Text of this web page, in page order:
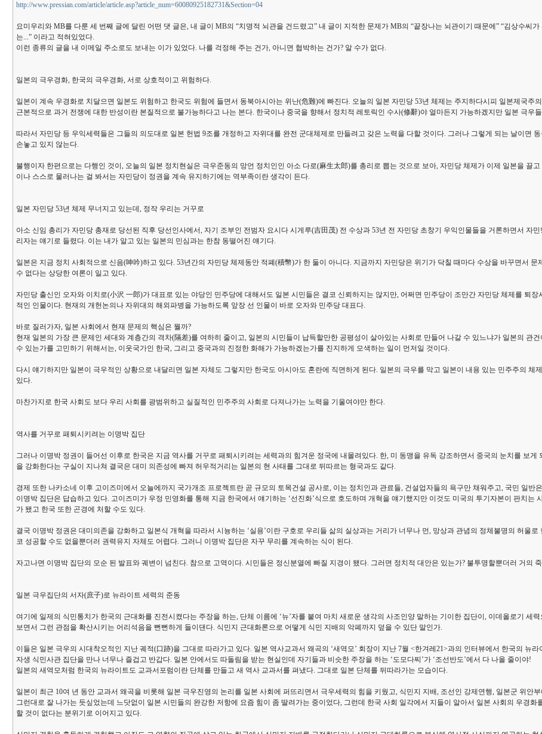
http://www.pressian.com/article/article.asp?article_num=60080925182731&Section=04
요미우리와 MB를 다룬 세 번째 글에 달린 어떤 댓 글은, 내 글이 MB의 “치명적 뇌관을 건드렸고” 내 글이 지적한 문제가 MB의 “끝장나는 뇌관이기 때문에” “김상수씨
는...” 이라고 적혀있었다.
이런 종류의 글을 내 이메일 주소로도 보내는 이가 있었다. 나를 걱정해 주는 건가, 아니면 협박하는 건가? 알 수가 없다.
일본의 극우경화, 한국의 극우경화, 서로 상호적이고 위험하다.
일본이 계속 우경화로 치달으면 일본도 위험하고 한국도 위험에 들면서 동북아시아는 위난(危難)에 빠진다. 오늘의 일본 자민당 53년 체제는 주지하다시피 일본제국
근본적으로 과거 전쟁에 대한 반성이란 본질적으로 불가능하다고 나는 본다. 한국이나 중국을 향해서 정치적 레토릭인 수사(修辭)야 얼마든지 가능하겠지만 일본 극우
따라서 자민당 등 우익세력들은 그들의 의도대로 일본 헌법 9조를 개정하고 자위대를 완전 군대체제로 만들려고 갖은 노력을 다할 것이다. 그러나 그렇게 되는 날이면
손놓고 있지 않는다.
불행이자 한편으로는 다행인 것이, 오늘의 일본 정치현실은 극우준동의 망언 정치인인 아소 다로(麻生太郎)를 총리로 뽑는 것으로 보아, 자민당 체제가 이제 일본을 끌
이나 스스로 물러나는 걸 봐서는 자민당이 정권을 계속 유지하기에는 역부족이란 생각이 든다.
일본 자민당 53년 체제 무너지고 있는데, 정작 우리는 거꾸로
아소 신임 총리가 자민당 총재로 당선된 직후 당선인사에서, 자기 조부인 전범자 요시다 시게루(吉田茂) 전 수상과 53년 전 자민당 초창기 우익인물들을 거론하면서 자
리자는 얘기로 들렸다. 이는 내가 알고 있는 일본의 민심과는 한참 동떨어진 얘기다.
일본은 지금 정치 사회적으로 신음(呻吟)하고 있다. 53년간의 자민당 체제동안 적폐(積幣)가 한 둘이 아니다. 지금까지 자민당은 위기가 닥칠 때마다 수상을 바꾸면서
수 없다는 상당한 여론이 일고 있다.
자민당 출신인 오자와 이치로(小沢 一郎)가 대표로 있는 야당인 민주당에 대해서도 일본 시민들은 결코 신뢰하지는 않지만, 어쩌면 민주당이 조만간 자민당 체제를 퇴
적인 인물이다. 현재의 개헌논의나 자위대의 해외파병을 가능하도록 앞장 선 인물이 바로 오자와 민주당 대표다.
바로 질러가자, 일본 사회에서 현재 문제의 핵심은 뭘까?
현재 일본의 가장 큰 문제인 세대와 계층간의 격차(隔差)를 여하히 줄이고, 일본의 시민들이 납득할만한 공평성이 살아있는 사회로 만들어 나갈 수 있느냐가 일본의 관
수 있는가를 고민하기 위해서는, 이웃국가인 한국, 그리고 중국과의 진정한 화해가 가능하겠는가를 진지하게 모색하는 일이 먼저일 것이다.
다시 얘기하지만 일본이 극우적인 상황으로 내달리면 일본 자체도 그렇지만 한국도 아시아도 혼란에 직면하게 된다. 일본의 극우를 막고 일본이 내용 있는 민주주의 체
있다.
마찬가지로 한국 사회도 보다 우리 사회를 광범위하고 실질적인 민주주의 사회로 다져나가는 노력을 기울여야만 한다.
역사를 거꾸로 패퇴시키려는 이명박 집단
그러나 이명박 정권이 들어선 이후로 한국은 지금 역사를 거꾸로 패퇴시키려는 세력과의 힘겨운 정국에 내몰려있다. 한, 미 동맹을 유독 강조하면서 중국의 눈치를 보
을 강화한다는 구실이 지나쳐 결국은 대미 의존성에 빠져 허우적거리는 일본의 현 사태를 그대로 뒤따르는 형국과도 같다.
경제 또한 나카소네 이후 고이즈미에서 오늘에까지 국가개조 프로젝트란 곧 규모의 토목건설 공사로, 이는 정치인과 관료들, 건설업자들의 욕구만 채워주고, 국민 일
이명박 집단은 답습하고 있다. 고이즈미가 우정 민영화를 통해 지금 한국에서 얘기하는 ‘선진화’식으로 호도하며 개혁을 얘기했지만 이것도 미국의 투기자본이 판치는
가 됐고 한국 또한 곤경에 처할 수도 있다.
결국 이명박 정권은 대미의존을 강화하고 일본식 개혁을 따라서 시늉하는 ‘실용’이란 구호로 우리들 삶의 실상과는 거리가 너무나 먼, 망상과 관념의 정체불명의 허울
코 성공할 수도 없을뿐더러 권력유지 자체도 어렵다. 그러니 이명박 집단은 자꾸 무리를 계속하는 식이 된다.
자고나면 이명박 집단의 모순 된 발표와 궤변이 넘친다. 참으로 고역이다. 시민들은 정신분열에 빠질 지경이 됐다. 그러면 정치적 대안은 있는가? 불투명할뿐더러 거의
일본 극우집단의 서자(庶子)로 뉴라이트 세력의 준동
여기에 일제의 식민통치가 한국의 근대화를 진전시켰다는 주장을 하는, 단체 이름에 ‘뉴’자를 붙여 마치 새로운 생각의 사조인양 말하는 기이한 집단이, 이데올로기 세
보면서 그런 관점을 확산시키는 어리석음을 뻔뻔하게 들이댄다. 식민지 근대화론으로 어떻게 식민 지배의 악폐까지 덮을 수 있단 말인가.
이들은 일본 극우의 시대착오적인 지난 궤적(口跡)을 그대로 따라가고 있다. 일본 역사교과서 왜곡의 ‘새역모’ 회장이 지난 7월 <한겨레21>과의 인터뷰에서 한국의 뉴
자생 식민사관 집단을 만나 너무나 즐겁고 반갑다. 일본 안에서도 따돌림을 받는 현실인데 자기들과 비슷한 주장을 하는 ‘도모다찌’가 ‘조선반도’에서 다 나올 줄이야!
일본의 새역모처럼 한국의 뉴라이트도 교과서포럼이란 단체를 만들고 새 역사 교과서를 펴냈다. 그대로 일본 단체를 뒤따라가는 모습이다.
일본이 최근 10여 년 동안 교과서 왜곡을 비롯해 일본 극우진영의 논리를 일본 사회에 퍼뜨리면서 극우세력의 힘을 키웠고, 식민지 지배, 조선인 강제연행, 일본군 위안
그런대로 잘 나가는 듯싶었는데 느닷없이 일본 시민들의 완강한 저항에 요즘 힘이 좀 딸려가는 중이었다, 그런데 한국 사회 일각에서 지들이 알아서 일본 사회의 우경
할 것이 없다는 분위기로 이어지고 있다.